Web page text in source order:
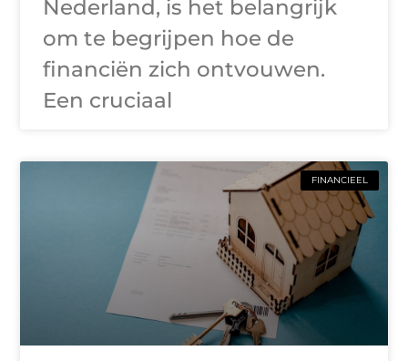
Nederland, is het belangrijk
om te begrijpen hoe de
financiën zich ontvouwen.
Een cruciaal
FINANCIEEL